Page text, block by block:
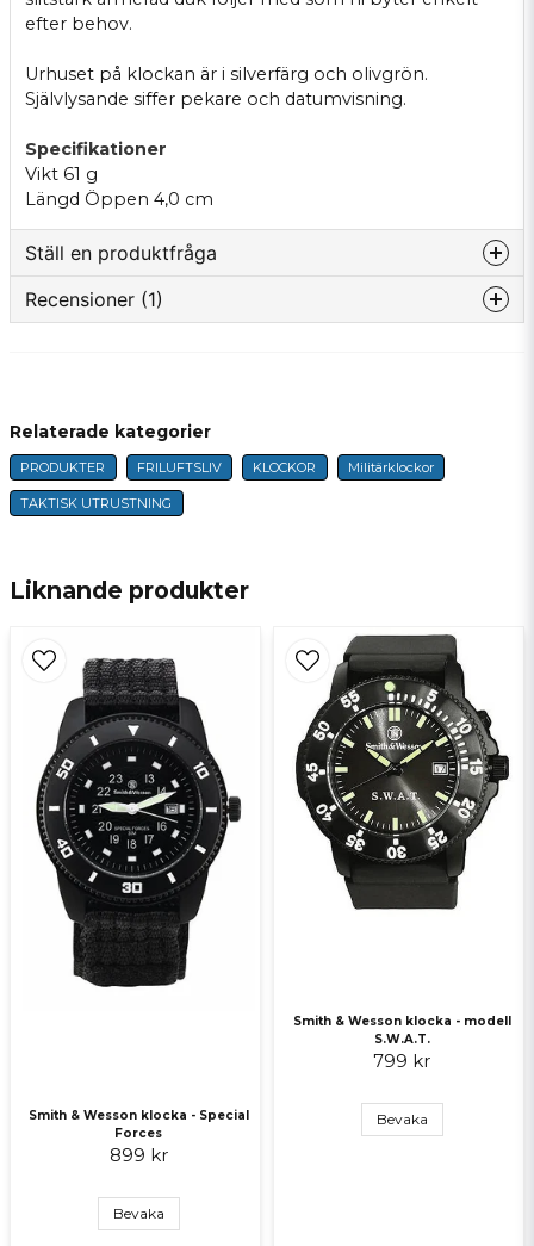
efter behov.
Urhuset på klockan är i silverfärg och olivgrön.
Självlysande siffer pekare och datumvisning.
Specifikationer
Vikt 61 g
Längd Öppen 4,0 cm
Ställ en produktfråga
question
Fråga oss något om denna produkten...
name
Namn
Ja, ni får publicera min fråga
Skicka fråga
Recensioner (1)
Liknande produkter
Smith & Wesson klocka - Special
Forces
899 kr
Bevaka
Smith & Wesson klocka - modell
S.W.A.T.
799 kr
Bevaka
Relaterade kategorier
PRODUKTER FRILUFTSLIV KLOCKOR Militärklockor
TAKTISK UTRUSTNING